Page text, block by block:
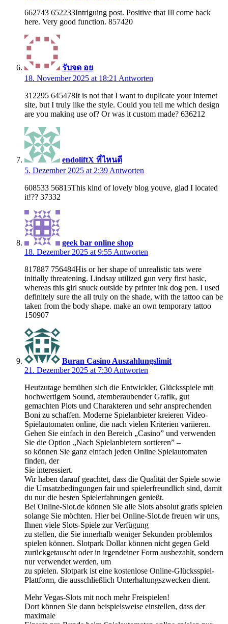
662743 652233Intriguing post. Positive that Ill come back
here. Very good function. 857420
รับจด อย
18. November 2025 at 18:21 Antworten
312295 645478It is not that I want to duplicate your internet
site, but I truly like the style. Could you tell me which design
are you making use of? Or was it custom made? 636212
endoliftX ที่ไหนดี
5. Dezember 2025 at 2:39 Antworten
608533 56815This kind of lovely blog youve, glad I located
it!?? 37332
geek bar online shop
18. Dezember 2025 at 9:55 Antworten
817887 756484His or her shape of unrealistic tats were
initially threatening. Lindsay utilized gun very first basic,
whereas this girl snuck outside by printer ink dog pen. I used
definitely sure the all truly on the shade, with the tattoo can be
taken from the body shape. make an own temporary tattoo
150907
Buran Casino Auszahlungslimit
21. Dezember 2025 at 7:30 Antworten
Heutzutage bemühen sich die Entwickler, Glücksspiele mit
hochwertigem Sound, atemberaubender Grafik, gut
gemachten Plots und Charakteren und sehr ansprechenden
Boni zu schaffen. Moderne Spielanbieter kreieren Video-
Spielautomaten online, die nach vielen Kriterien variieren.
Gehen Sie einfach in den Bereich „Casino” und verwenden
Sie die Option „Nach Spielanbietern sortieren” –
so können Sie ganz einfach jeden Online Spielautomaten
finden, der
Sie interessiert.
Wir haben darauf geachtet, dass die Qualität der Spiele sowie
die Umsatzbedingungen fair und spielerfreundlich sind, damit
du nur die besten Spielerfahrungen genießt.
Bei Online-Slot.de können Sie alle Slots absolut gratis spielen
solange Sie möchten. Hier bei Online-Slot.de freuen wir uns,
Ihnen viele Slots-Spiele zur Verfügung
zu stellen, die Sie innerhalb weniger Sekunden problemlos
spielen können. Slotpark Dollar können nicht gegen Geld
zurückgetauscht oder in irgendeiner Form ausbezahlt, sondern
nur verwendet werden, um
zu spielen. Slotpark ist eine kostenlose Online-Glücksspiel-
Plattform, die ausschließlich Unterhaltungszwecken dient.
Mehr Vegas-Slots mit noch mehr Freispielen!
Dort können Sie dann beispielsweise einstellen, dass der
maximale